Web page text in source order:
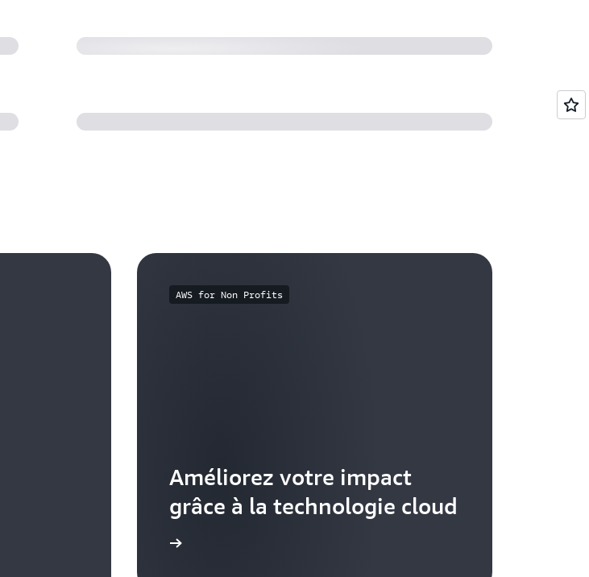
AWS for Non Profits
Améliorez votre impact
grâce à la technologie cloud